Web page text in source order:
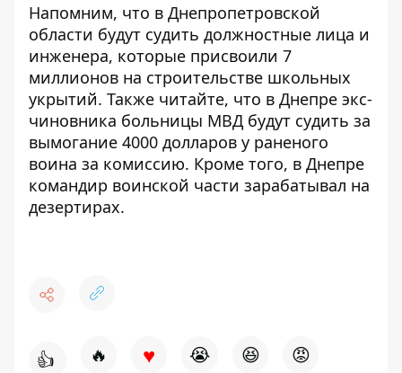
Напомним, что в Днепропетровской
области будут судить должностные лица и
инженера, которые присвоили 7
миллионов на строительстве школьных
укрытий. Также читайте, что в Днепре экс-
чиновника больницы МВД будут судить за
вымогание 4000 долларов у раненого
воина за комиссию. Кроме того, в Днепре
командир воинской части зарабатывал на
дезертирах.
👍 🔥 ♥ 😭 😆 😡